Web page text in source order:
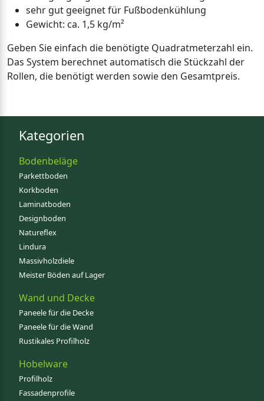
sehr gut geeignet für Fußbodenkühlung
Gewicht: ca. 1,5 kg/m²
Geben Sie einfach die benötigte Quadratmeterzahl ein.
Das System berechnet automatisch die Stückzahl der
Rollen, die benötigt werden sowie den Gesamtpreis.
Kategorien
Bodenbeläge
Parkettboden
Korkboden
Laminatboden
Designboden
Natureflex
Lindura
Massivholzdiele
Meister Böden auf Lager
Wand und Decke
Paneele für die Decke
Paneele für die Wand
Rustikales Profilholz
Hobelware
Profilholz
Fassadenprofile